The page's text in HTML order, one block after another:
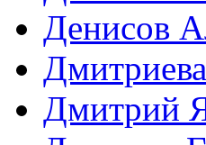
Денисов
Дмитрий